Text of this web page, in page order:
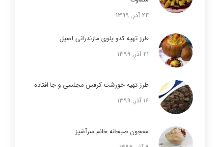
24 آذر, 1399
طرز تهیه کدو پلوی مازندرانی اصیل
21 آذر, 1399
طرز تهیه خورشت کرفس مجلسی و جا افتاده
16 آذر, 1399
معجون صبحانه خانم سرآشپز